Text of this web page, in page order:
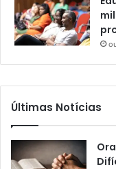
Últimas Notícias